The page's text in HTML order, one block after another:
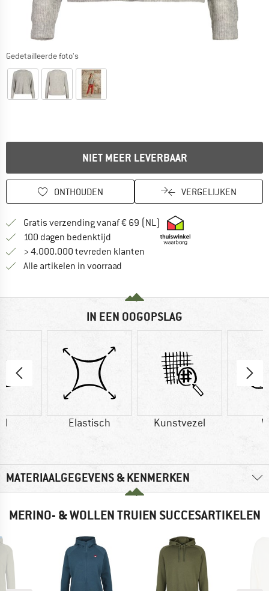
Gedetailleerde foto's
NIET MEER LEVERBAAR
ONTHOUDEN VERGELIJKEN
Gratis verzending vanaf € 69 (NL) Vind hier de
100 dagen bedenktijd Vind de betalingsinformatie hier!
> 4.000.000 tevreden klanten
Alle artikelen in voorraad
IN EEN OOGOPSLAG
Elastisch Kunstvezel
MATERIAALGEGEVENS & KENMERKEN
MERINO- & WOLLEN TRUIEN SUCCESARTIKELEN